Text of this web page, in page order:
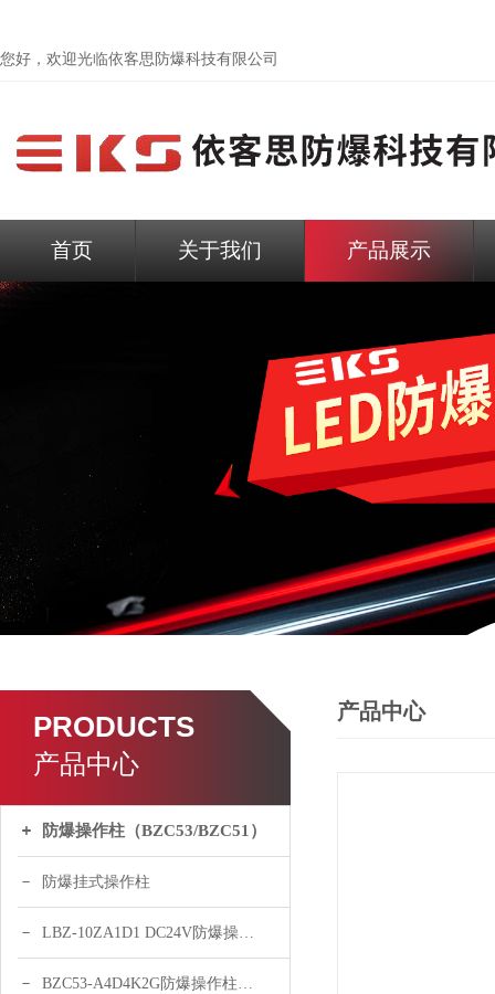
您好，欢迎光临依客思防爆科技有限公司
首页 关于我们 产品展示
PRODUCTS
产品中心
防爆操作柱（BZC53/BZC51）
防爆挂式操作柱
LBZ-10ZA1D1 DC24V防爆操作柱
BZC53-A4D4K2G防爆操作柱（铝合金）
产品中心